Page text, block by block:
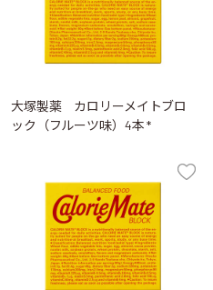
大塚製薬 カロリーメイトブロ
ック（フルーツ味）4本 *